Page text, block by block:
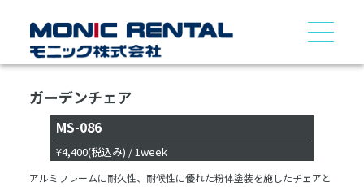
ガーデンチェア
MS-086
¥4,400(税込み) / 1week
アルミフレームに耐久性、耐候性に優れた粉体塗装を施したチェアと